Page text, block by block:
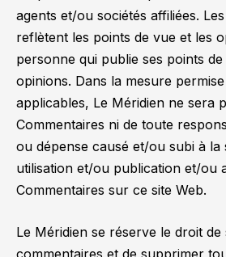
agents et/ou sociétés affiliées.
reflètent les points de vue et les
personne qui publie ses points de
opinions. Dans la mesure
applicables, Le Méridien ne sera
Commentaires ni de toute
ou dépense causé et/ou subi à la
utilisation et/ou publication et/ou
Commentaires sur ce site Web.
Le Méridien se réserve le droit
commentaires et de supprimer